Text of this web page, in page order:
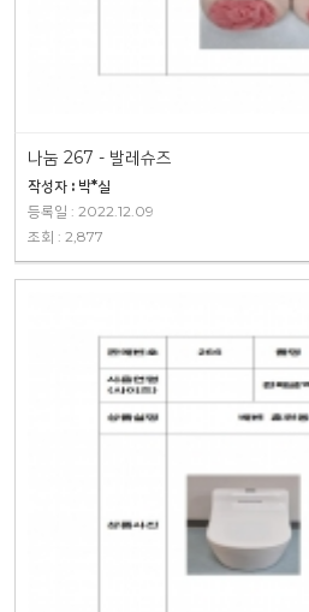
나눔 267 - 발레슈즈
작성자 : 박*실
등록일 : 2022.12.09
조회 : 2,877